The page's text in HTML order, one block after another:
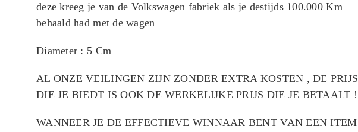
deze kreeg je van de Volkswagen fabriek als je destijds 100.000 Km
behaald had met de wagen
Diameter : 5 Cm
AL ONZE VEILINGEN ZIJN ZONDER EXTRA KOSTEN , DE PRIJS
DIE JE BIEDT IS OOK DE WERKELIJKE PRIJS DIE JE BETAALT !
WANNEER JE DE EFFECTIEVE WINNAAR BENT VAN EEN ITEM